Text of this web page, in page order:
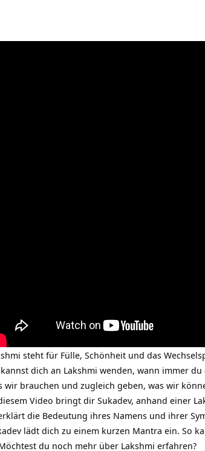
steht für Fülle, Schönheit und das
dich an Lakshmi wenden, wann immer
wir brauchen und zugleich geben, was wir
Video bringt dir Sukadev, anhand einer
die Bedeutung ihres Namens und ihrer
lädt dich zu einem kurzen Mantra ein. So
du noch mehr über Lakshmi erfahren?